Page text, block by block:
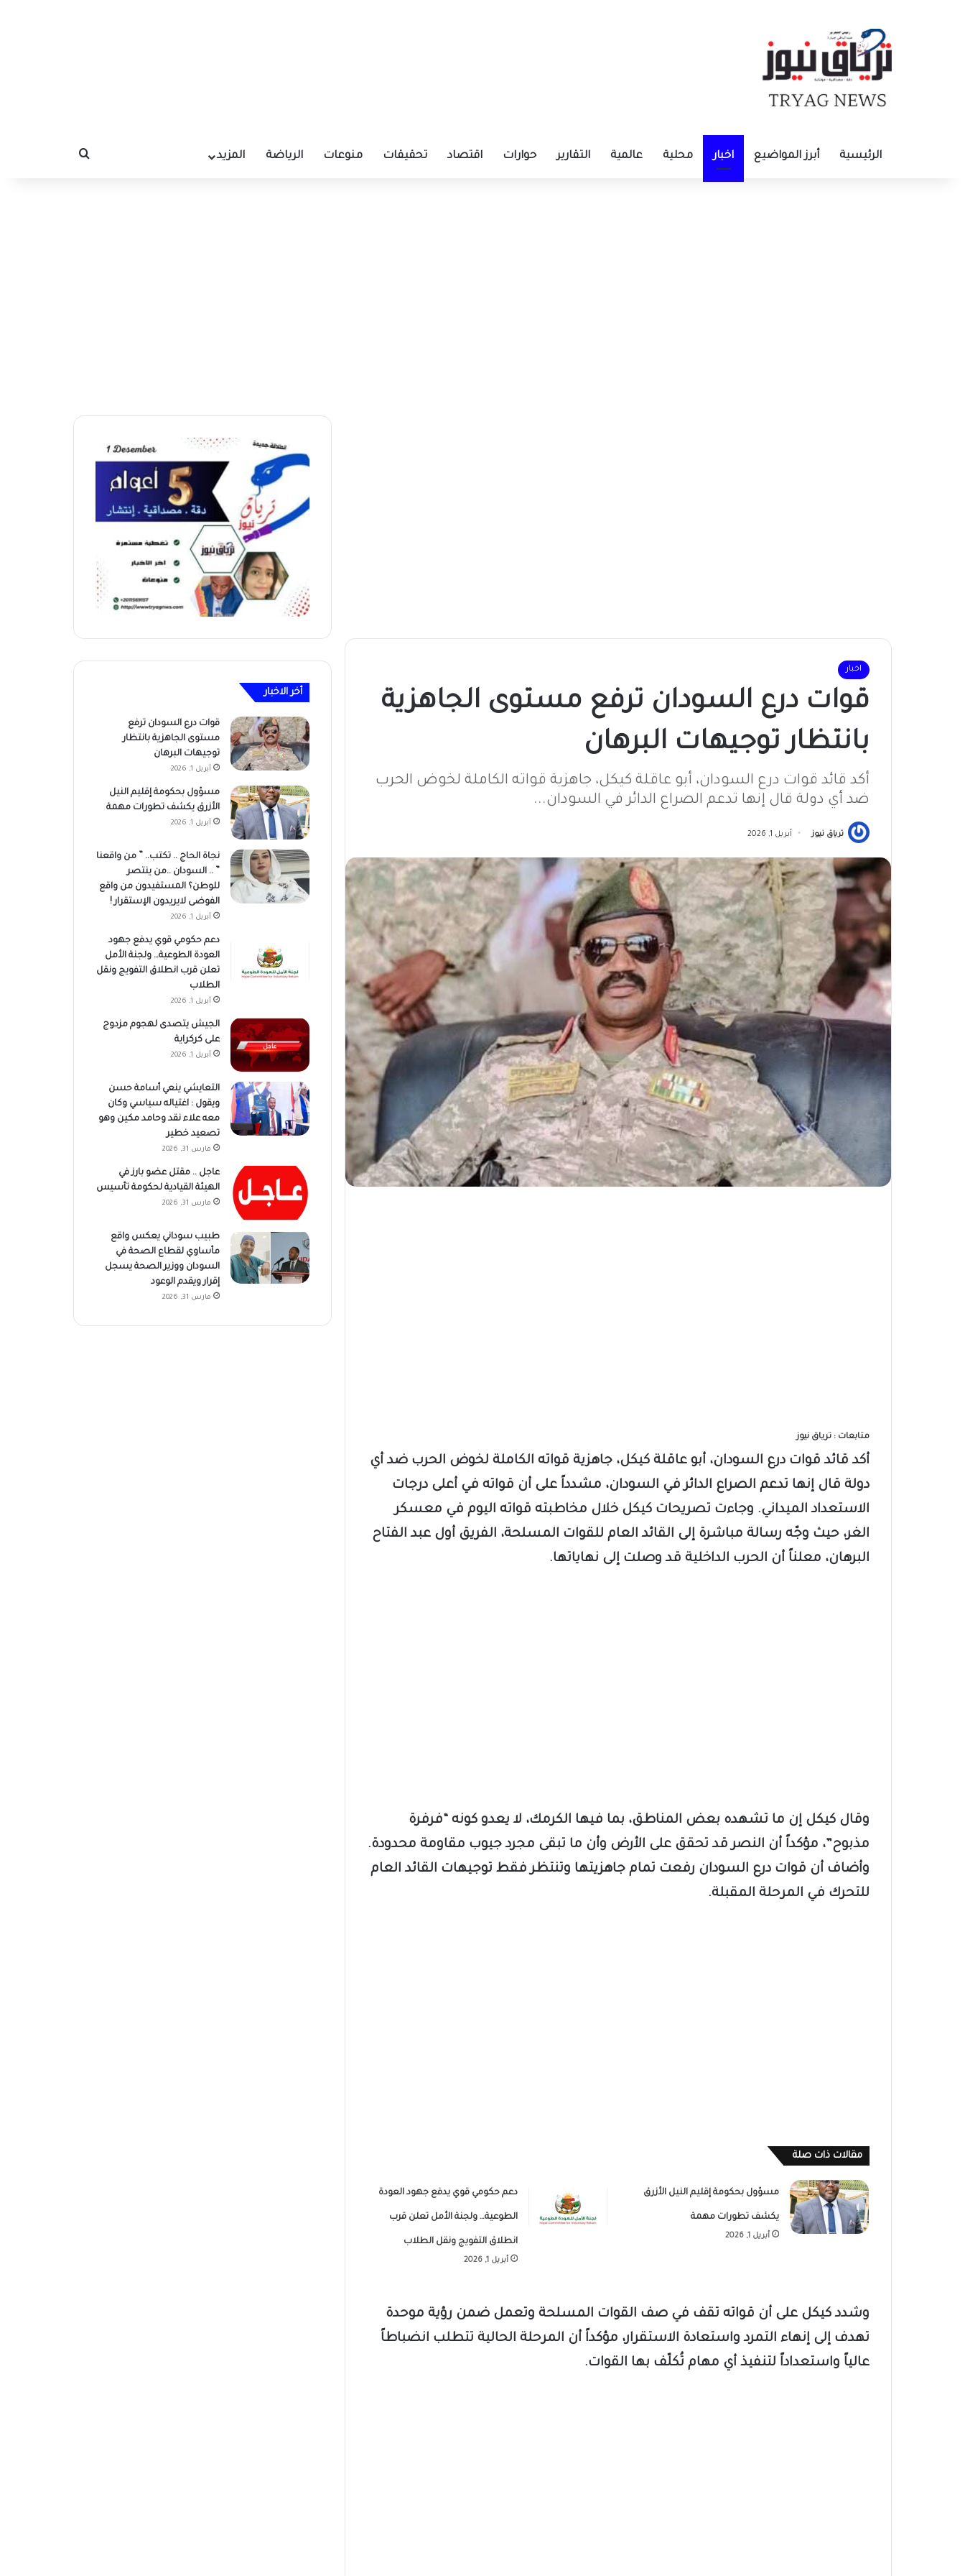
الرئيسية أبرز المواضيع اخبار محلية عالمية التقارير حوارات اقتصاد تحقيقات منوعات الرياضة المزيد بحث عن
اخبار
قوات درع السودان ترفع مستوى الجاهزية
بانتظار توجيهات البرهان
أكد قائد قوات درع السودان، أبو عاقلة كيكل، جاهزية قواته الكاملة لخوض الحرب
ضد أي دولة قال إنها تدعم الصراع الدائر في السودان...
ترياق نيوز أبريل 1, 2026
متابعات : ترياق نيوز
أكد قائد قوات درع السودان، أبو عاقلة كيكل، جاهزية قواته الكاملة لخوض الحرب ضد أي
دولة قال إنها تدعم الصراع الدائر في السودان، مشدداً على أن قواته في أعلى درجات
الاستعداد الميداني. وجاءت تصريحات كيكل خلال مخاطبته قواته اليوم في معسكر
الغر، حيث وجّه رسالة مباشرة إلى القائد العام للقوات المسلحة، الفريق أول عبد الفتاح
البرهان، معلناً أن الحرب الداخلية قد وصلت إلى نهاياتها.
وقال كيكل إن ما تشهده بعض المناطق، بما فيها الكرمك، لا يعدو كونه “فرفرة
مذبوح”، مؤكداً أن النصر قد تحقق على الأرض وأن ما تبقى مجرد جيوب مقاومة محدودة.
وأضاف أن قوات درع السودان رفعت تمام جاهزيتها وتنتظر فقط توجيهات القائد العام
للتحرك في المرحلة المقبلة.
مقالات ذات صلة
مسؤول بحكومة إقليم النيل الأزرق
يكشف تطورات مهمة
أبريل 1, 2026
دعم حكومي قوي يدفع جهود العودة
الطوعية… ولجنة الأمل تعلن قرب
انطلاق التفويج ونقل الطلاب
أبريل 1, 2026
وشدد كيكل على أن قواته تقف في صف القوات المسلحة وتعمل ضمن رؤية موحدة
تهدف إلى إنهاء التمرد واستعادة الاستقرار، مؤكداً أن المرحلة الحالية تتطلب انضباطاً
عالياً واستعداداً لتنفيذ أي مهام تُكلّف بها القوات.
أخر الاخبار
قوات درع السودان ترفع
مستوى الجاهزية بانتظار
توجيهات البرهان
أبريل 1, 2026
مسؤول بحكومة إقليم النيل
الأزرق يكشف تطورات مهمة
أبريل 1, 2026
نجاة الحاج .. تكتب.. ” من واقعنا
” .. السودان ..من ينتصر
للوطن؟ المستفيدون من واقع
الفوضى لايريدون الإستقرار !
أبريل 1, 2026
دعم حكومي قوي يدفع جهود
العودة الطوعية… ولجنة الأمل
تعلن قرب انطلاق التفويج ونقل
الطلاب
أبريل 1, 2026
الجيش يتصدى لهجوم مزدوج
على كركراية
أبريل 1, 2026
التعايشي ينعي أسامة حسن
ويقول : اغتياله سياسي وكان
معه علاء نقد وحامد مكين وهو
تصعيد خطير
مارس 31, 2026
عاجل .. مقتل عضو بارز في
الهيئة القيادية لحكومة تأسيس
مارس 31, 2026
طبيب سوداني يعكس واقع
مأساوي لقطاع الصحة في
السودان ووزير الصحة يسجل
إقرار ويقدم الوعود
مارس 31, 2026